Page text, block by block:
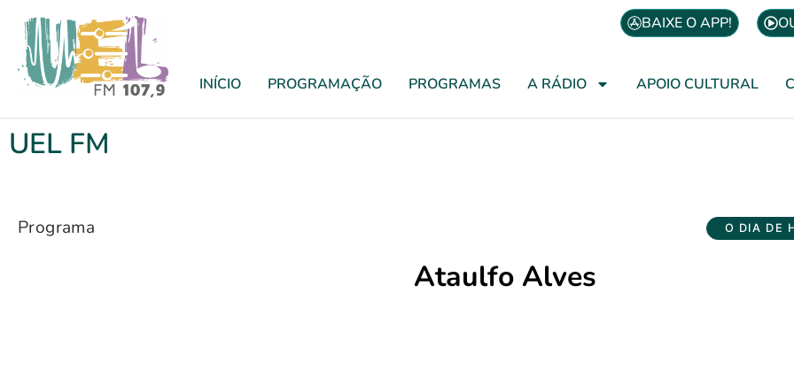
BAIXE O APP!
INÍCIO PROGRAMAÇÃO PROGRAMAS A RÁDIO APOIO CULTURAL
UEL FM
Programa O DIA DE
Ataulfo Alves